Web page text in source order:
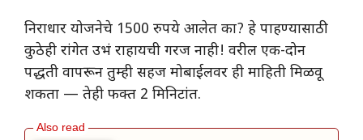
निराधार योजनेचे 1500 रुपये आलेत का? हे पाहण्यासाठी
कुठेही रांगेत उभं राहायची गरज नाही! वरील एक-दोन
पद्धती वापरून तुम्ही सहज मोबाईलवर ही माहिती मिळवू
शकता — तेही फक्त 2 मिनिटांत.